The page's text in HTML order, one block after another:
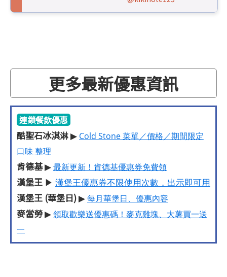
更多最新優惠資訊
連鎖餐飲優惠
酷聖石冰淇淋▶ Cold Stone 菜單／價格／期間限定
口味 整理
肯德基▶最新更新！肯德基優惠券免費領
漢堡王 ▶ 漢堡王優惠券不限使用次數，出示即可用
漢堡王 (華堡日)▶每月華堡日、優惠內容
麥當勞▶領取歡樂送優惠碼！麥克雞塊、大薯買一送
一